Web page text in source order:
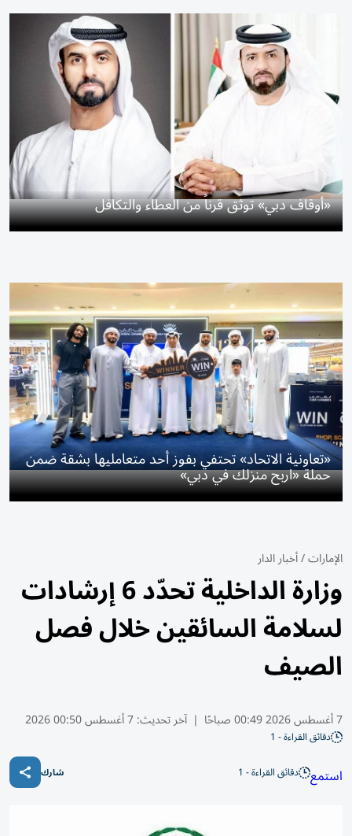
«أوقاف دبي» توثق قرناً من العطاء والتكافل
«تعاونية الاتحاد» تحتفي بفوز أحد متعامليها بشقة ضمن
حملة «اربح منزلك في دبي»
الإمارات/أخبار الدار
وزارة الداخلية تحدّد 6 إرشادات
لسلامة السائقين خلال فصل
الصيف
7 أغسطس 2026 00:49 صباحًا | آخر تحديث:7 أغسطس 00:50 2026
دقائق القراءة - 1
استمع دقائق القراءة - 1 شارك